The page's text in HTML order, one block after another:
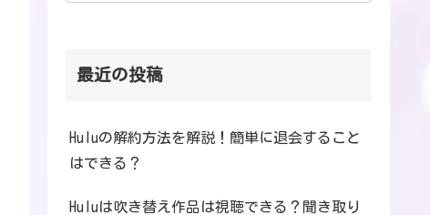
最近の投稿
Huluの解約方法を解説！簡単に退会すること
はできる？
Huluは吹き替え作品は視聴できる？聞き取り